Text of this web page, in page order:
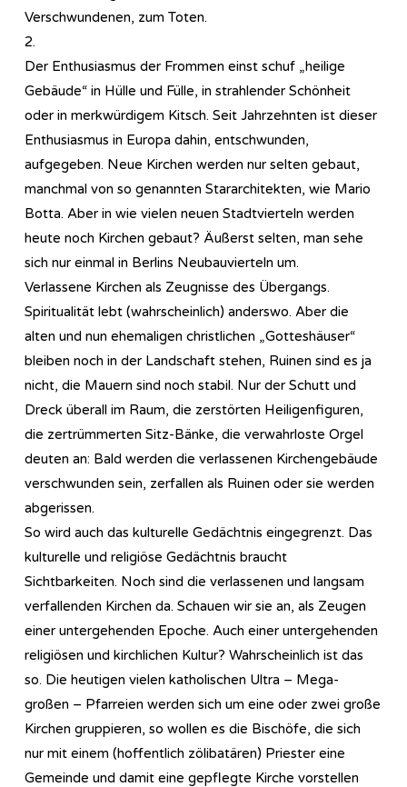
Verschwundenen, zum Toten.
2.
Der Enthusiasmus der Frommen einst schuf „heilige
Gebäude“ in Hülle und Fülle, in strahlender Schönheit
oder in merkwürdigem Kitsch. Seit Jahrzehnten ist dieser
Enthusiasmus in Europa dahin, entschwunden,
aufgegeben. Neue Kirchen werden nur selten gebaut,
manchmal von so genannten Stararchitekten, wie Mario
Botta. Aber in wie vielen neuen Stadtvierteln werden
heute noch Kirchen gebaut? Äußerst selten, man sehe
sich nur einmal in Berlins Neubauvierteln um.
Verlassene Kirchen als Zeugnisse des Übergangs.
Spiritualität lebt (wahrscheinlich) anderswo. Aber die
alten und nun ehemaligen christlichen „Gotteshäuser“
bleiben noch in der Landschaft stehen, Ruinen sind es ja
nicht, die Mauern sind noch stabil. Nur der Schutt und
Dreck überall im Raum, die zerstörten Heiligenfiguren,
die zertrümmerten Sitz-Bänke, die verwahrloste Orgel
deuten an: Bald werden die verlassenen Kirchengebäude
verschwunden sein, zerfallen als Ruinen oder sie werden
abgerissen.
So wird auch das kulturelle Gedächtnis eingegrenzt. Das
kulturelle und religiöse Gedächtnis braucht
Sichtbarkeiten. Noch sind die verlassenen und langsam
verfallenden Kirchen da. Schauen wir sie an, als Zeugen
einer untergehenden Epoche. Auch einer untergehenden
religiösen und kirchlichen Kultur? Wahrscheinlich ist das
so. Die heutigen vielen katholischen Ultra – Mega-
großen – Pfarreien werden sich um eine oder zwei große
Kirchen gruppieren, so wollen es die Bischöfe, die sich
nur mit einem (hoffentlich zölibatären) Priester eine
Gemeinde und damit eine gepflegte Kirche vorstellen